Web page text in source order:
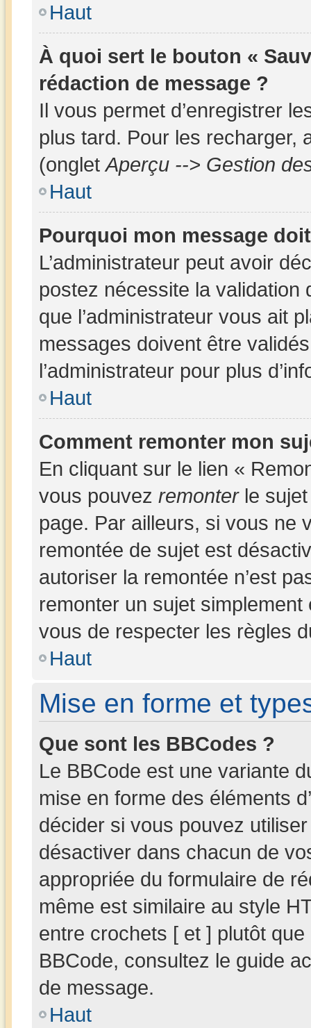
Haut
À quoi sert le bouton «
rédaction de message ?
Il vous permet d’enregistrer
plus tard. Pour les recharger,
(ongletAperçu --> Gestion
Haut
Pourquoi mon message
L’administrateur peut avoir
postez nécessite la
que l’administrateur vous ait
messages doivent être
l’administrateur pour plus
Haut
Comment remonter mon
En cliquant sur le lien «
vous pouvez remonterle sujet
page. Par ailleurs, si vous ne
remontée de sujet est
autoriser la remontée n’est
remonter un sujet
vous de respecter les règles
Haut
Mise en forme et
Que sont les BBCodes ?
Le BBCode est une variante
mise en forme des éléments
décider si vous pouvez
désactiver dans chacun de
appropriée du formulaire de
même est similaire au style
entre crochets [ et ] plutôt
BBCode, consultez le guide
de message.
Haut